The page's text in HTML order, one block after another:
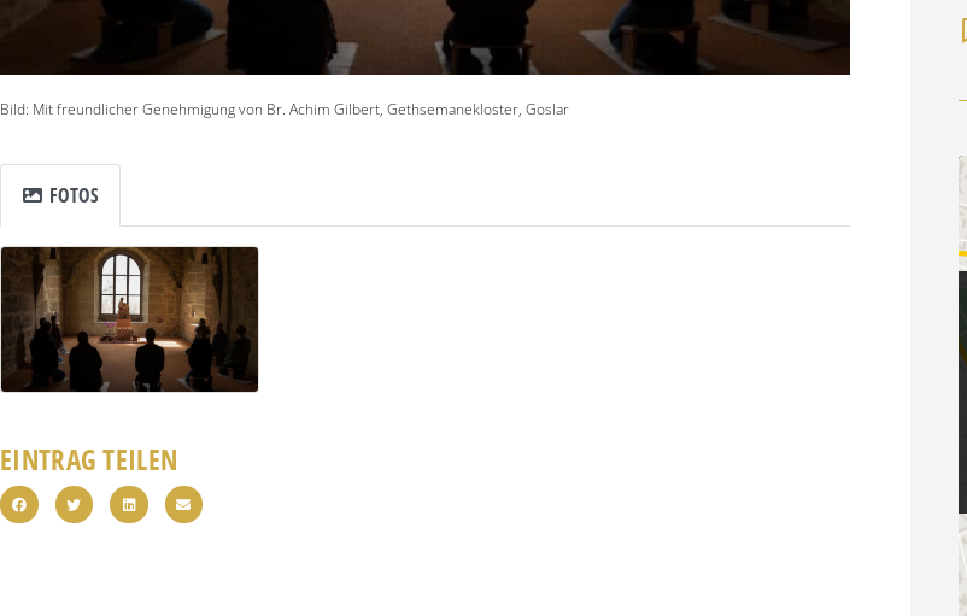
Bild: Mit freundlicher Genehmigung von Br. Achim Gilbert, Gethsemanekloster, Goslar
FOTOS
EINTRAG TEILEN